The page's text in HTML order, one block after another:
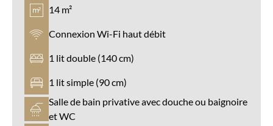
14 m²
Connexion Wi-Fi haut débit
1 lit double (140 cm)
1 lit simple (90 cm)
Salle de bain privative avec douche ou baignoire
et WC